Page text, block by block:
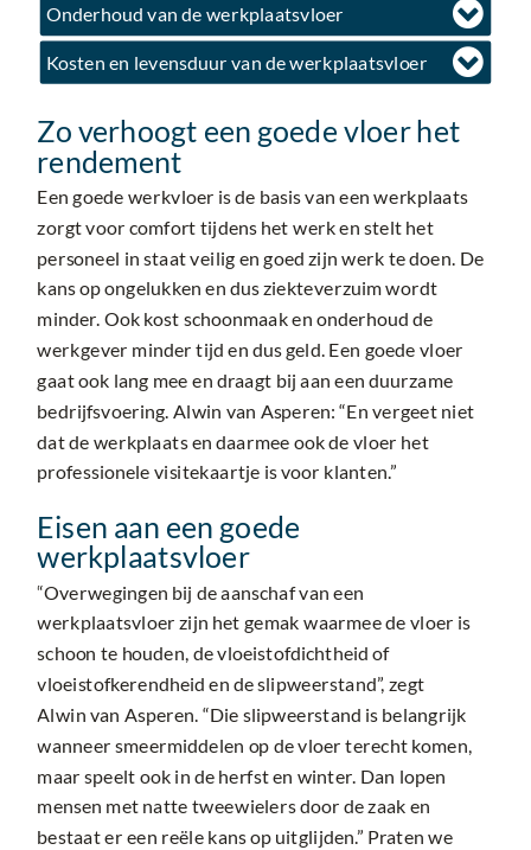
Onderhoud van de werkplaatsvloer
Kosten en levensduur van de werkplaatsvloer
Zo verhoogt een goede vloer het
rendement
Een goede werkvloer is de basis van een werkplaats
zorgt voor comfort tijdens het werk en stelt het
personeel in staat veilig en goed zijn werk te doen. De
kans op ongelukken en dus ziekteverzuim wordt
minder. Ook kost schoonmaak en onderhoud de
werkgever minder tijd en dus geld. Een goede vloer
gaat ook lang mee en draagt bij aan een duurzame
bedrijfsvoering. Alwin van Asperen: “En vergeet niet
dat de werkplaats en daarmee ook de vloer het
professionele visitekaartje is voor klanten.”
Eisen aan een goede
werkplaatsvloer
“Overwegingen bij de aanschaf van een
werkplaatsvloer zijn het gemak waarmee de vloer is
schoon te houden, de vloeistofdichtheid of
vloeistofkerendheid en de slipweerstand”, zegt
Alwin van Asperen. “Die slipweerstand is belangrijk
wanneer smeermiddelen op de vloer terecht komen,
maar speelt ook in de herfst en winter. Dan lopen
mensen met natte tweewielers door de zaak en
bestaat er een reële kans op uitglijden.” Praten we